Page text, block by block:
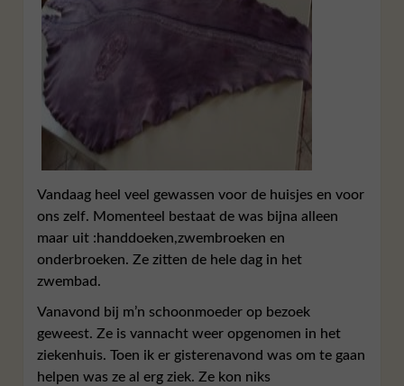
Vandaag heel veel gewassen voor de huisjes en voor
ons zelf. Momenteel bestaat de was bijna alleen
maar uit :handdoeken,zwembroeken en
onderbroeken. Ze zitten de hele dag in het
zwembad.
Vanavond bij m’n schoonmoeder op bezoek
geweest. Ze is vannacht weer opgenomen in het
ziekenhuis. Toen ik er gisterenavond was om te gaan
helpen was ze al erg ziek. Ze kon niks